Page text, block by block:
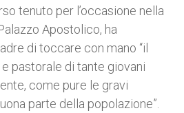
tenuto per l’occasione nella
Apostolico, ha
di toccare con mano “il
pastorale di tante giovani
come pure le gravi
parte della popolazione”.